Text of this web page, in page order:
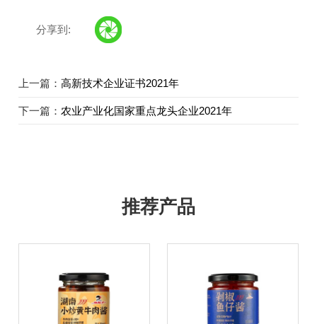
分享到:
上一篇： 高新技术企业证书2021年
下一篇： 农业产业化国家重点龙头企业2021年
推荐产品